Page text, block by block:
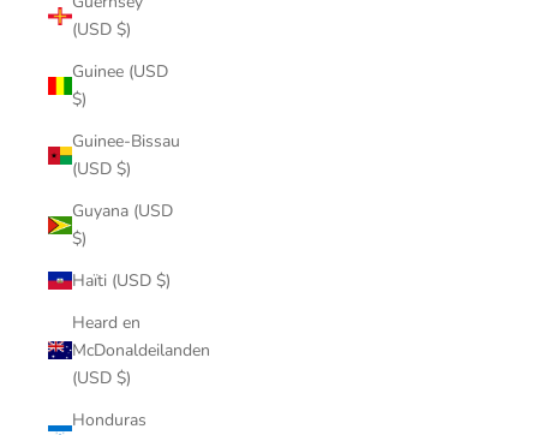
(USD $)
Guinee (USD
$)
Guinee-Bissau
(USD $)
Guyana (USD
$)
Haïti (USD $)
Heard en
McDonaldeilanden
(USD $)
Honduras